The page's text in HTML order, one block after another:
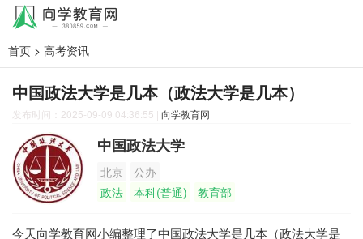
首页 > 高考资讯
中国政法大学是几本（政法大学是几本）
发布时间：2025-09-09 04:36:55 | 向学教育网
中国政法大学
北京
公办
政法
本科(普通) 教育部
今天向学教育网小编整理了中国政法大学是几本（政法大学是